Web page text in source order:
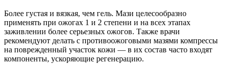
Более густая и вязкая, чем гель. Мази целесообразно
применять при ожогах 1 и 2 степени и на всех этапах
заживлении более серьезных ожогов. Также врачи
рекомендуют делать с противоожоговыми мазями компрессы
на поврежденный участок кожи — в их состав часто входят
компоненты, ускоряющие регенерацию.